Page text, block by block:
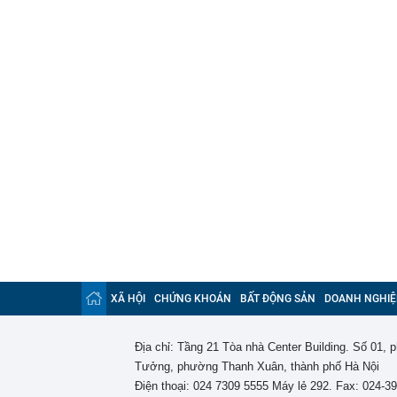
XÃ HỘI CHỨNG KHOÁN BẤT ĐỘNG SẢN DOANH
Địa chỉ: Tầng 21 Tòa nhà Center Building. Số 01,
Tưởng, phường Thanh Xuân, thành phố Hà Nội
Điện thoại: 024 7309 5555 Máy lẻ 292. Fax: 024-